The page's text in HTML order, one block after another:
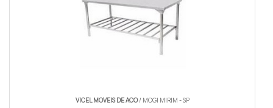
VICEL MOVEIS DE ACO/ MOGI MIRIM - SP